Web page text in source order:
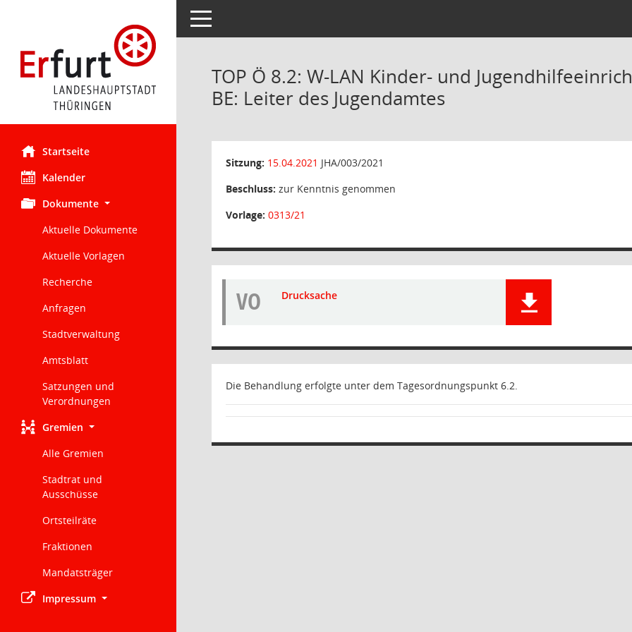
Startseite
Kalender
Dokumente
Aktuelle Dokumente
Aktuelle Vorlagen
Recherche
Anfragen
Stadtverwaltung
Amtsblatt
Satzungen und
Verordnungen
Gremien
Alle Gremien
Stadtrat und
Ausschüsse
Ortsteilräte
Fraktionen
Mandatsträger
Impressum
Toggle navigation
TOP Ö 8.2: W-LAN Kinder- und
BE: Leiter des Jugendamtes
Sitzung: 15.04.2021 JHA/003/2021
Beschluss: zur Kenntnis genommen
Vorlage: 0313/21
VO Drucksache
Die Behandlung erfolgte unter dem Tagesordnungspunkt 6.2.